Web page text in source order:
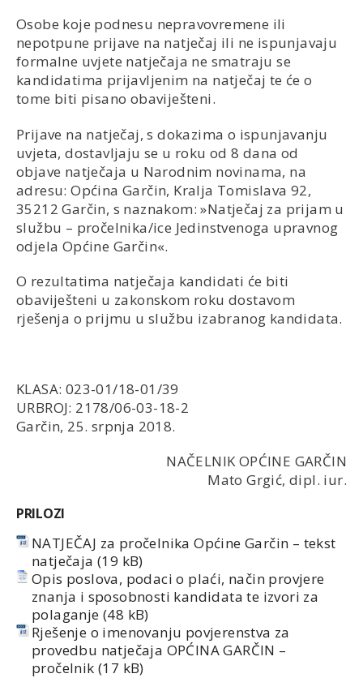
Osobe koje podnesu nepravovremene ili
nepotpune prijave na natječaj ili ne ispunjavaju
formalne uvjete natječaja ne smatraju se
kandidatima prijavljenim na natječaj te će o
tome biti pisano obaviješteni.
Prijave na natječaj, s dokazima o ispunjavanju
uvjeta, dostavljaju se u roku od 8 dana od
objave natječaja u Narodnim novinama, na
adresu: Općina Garčin, Kralja Tomislava 92,
35212 Garčin, s naznakom: »Natječaj za prijam u
službu – pročelnika/ice Jedinstvenoga upravnog
odjela Općine Garčin«.
O rezultatima natječaja kandidati će biti
obaviješteni u zakonskom roku dostavom
rješenja o prijmu u službu izabranog kandidata.
KLASA: 023-01/18-01/39
URBROJ: 2178/06-03-18-2
Garčin, 25. srpnja 2018.
NAČELNIK OPĆINE GARČIN
Mato Grgić, dipl. iur.
PRILOZI
NATJEČAJ za pročelnika Općine Garčin – tekst
natječaja
Opis poslova, podaci o plaći, način provjere
znanja i sposobnosti kandidata te izvori za
polaganje
Rješenje o imenovanju povjerenstva za
provedbu natječaja OPĆINA GARČIN –
pročelnik